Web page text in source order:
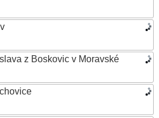
z Boskovic v Moravské